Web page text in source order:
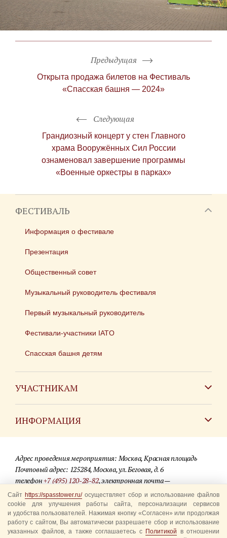
Следующая
Грандиозный концерт у стен Главного
храма Вооружённых Сил России
ознаменовал завершение программы
«Военные оркестры в парках»
Предыдущая
Открыта продажа билетов на Фестиваль
«Спасская башня — 2024»
ФЕСТИВАЛЬ
Информация о фестивале
Презентация
Общественный совет
Музыкальный руководитель фестиваля
Первый музыкальный руководитель
Фестивали-участники IATO
Спасская башня детям
УЧАСТНИКАМ
ИНФОРМАЦИЯ
Для СМИ
Где купить билеты
Акции
Вопрос-ответ
Адрес проведения мероприятия: Москва, Красная площадь
Почтовый адрес: 125284, Москва, ул. Беговая, д. 6
телефон+7 (495) 120-28-82, электронная почта —
info@spasstower.ru
© 2009-2025 Официальный сайт фестиваля «Спасская башня»
Разработка сайта —студия «Сибирикс»
Сайт https://spasstower.ru/осуществляет сбор и использование файлов
cookie для улучшения работы сайта, персонализации сервисов
и удобства пользователей. Нажимая кнопку «Согласен» или продолжая
работу с сайтом, Вы автоматически разрешаете сбор и использование
указанных файлов, а также соглашаетесь с Политикой в отношении